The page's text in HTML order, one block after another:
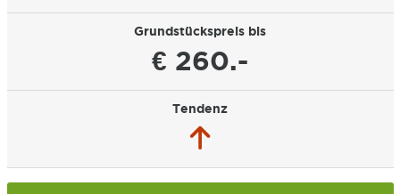
Grundstückspreis bis
€ 260.-
Tendenz